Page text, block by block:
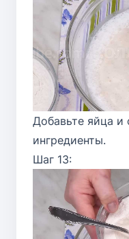
Добавьте яйца и
ингредиенты.
Шаг 13: